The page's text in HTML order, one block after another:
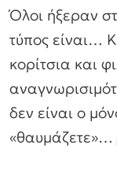
Όλοι ήξεραν
τύπος είναι…
κορίτσια και
δεν είναι ο
«θαυμάζετε»…